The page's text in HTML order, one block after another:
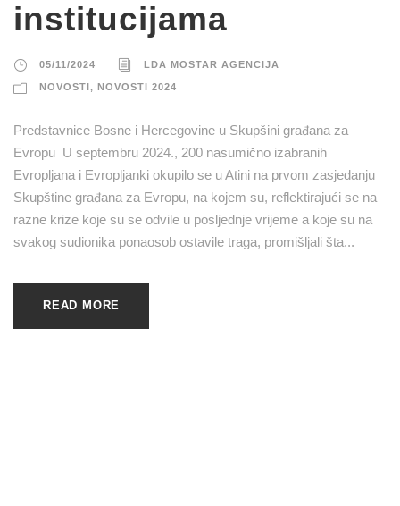
institucijama
05/11/2024 LDA MOSTAR AGENCIJA
NOVOSTI, NOVOSTI 2024
Predstavnice Bosne i Hercegovine u Skupšini građana za
Evropu U septembru 2024., 200 nasumično izabranih
Evropljana i Evropljanki okupilo se u Atini na prvom zasjedanju
Skupštine građana za Evropu, na kojem su, reflektirajući se na
razne krize koje su se odvile u posljednje vrijeme a koje su na
svakog sudionika ponaosob ostavile traga, promišljali šta...
READ MORE